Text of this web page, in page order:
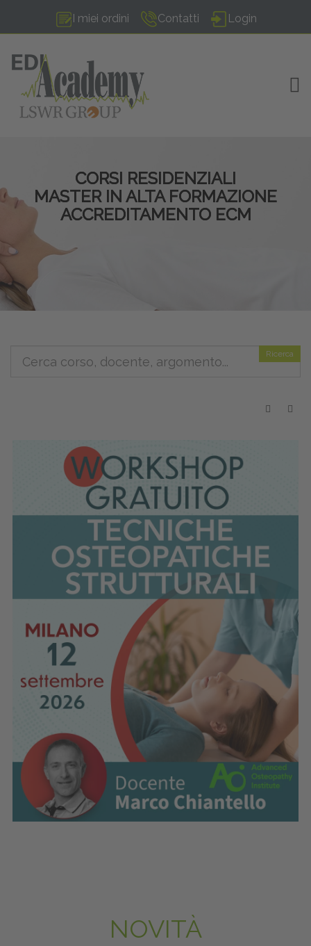
I miei ordini Contatti Login
CORSI RESIDENZIALI
MASTER IN ALTA FORMAZIONE
ACCREDITAMENTO ECM
Ricerca
NOVITÀ